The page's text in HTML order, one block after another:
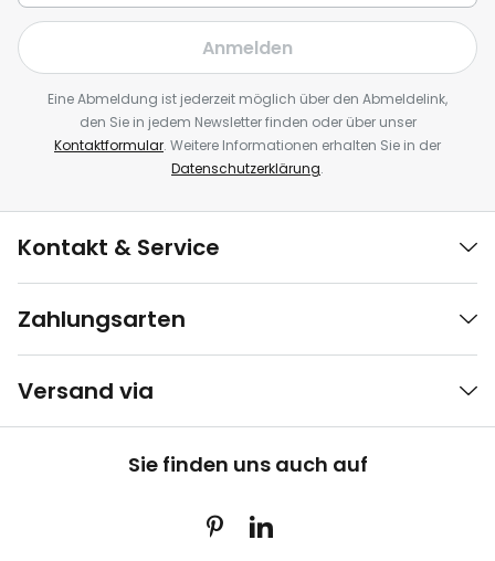
Anmelden
Eine Abmeldung ist jederzeit möglich über den Abmeldelink,
den Sie in jedem Newsletter finden oder über unser
Kontaktformular. Weitere Informationen erhalten Sie in der
Datenschutzerklärung.
Kontakt & Service
Zahlungsarten
Versand via
Sie finden uns auch auf